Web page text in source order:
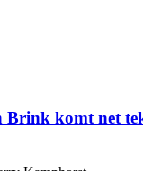
komt net